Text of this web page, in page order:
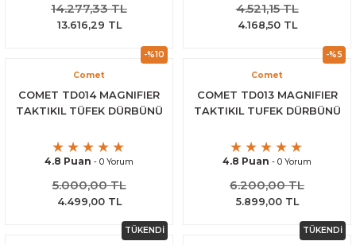
14.277,33 TL
13.616,29 TL
4.521,15 TL
4.168,50 TL
-%10
Comet
COMET TD014 MAGNIFIER
TAKTIKIL TÜFEK DÜRBÜNÜ
4.8 Puan - 0 Yorum
5.000,00 TL
4.499,00 TL
-%5
Comet
COMET TD013 MAGNIFIER
TAKTIKIL TUFEK DÜRBÜNÜ
4.8 Puan - 0 Yorum
6.200,00 TL
5.899,00 TL
TÜKENDİ TÜKENDİ